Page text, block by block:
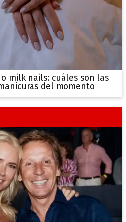
milk nails: cuáles son las
del momento